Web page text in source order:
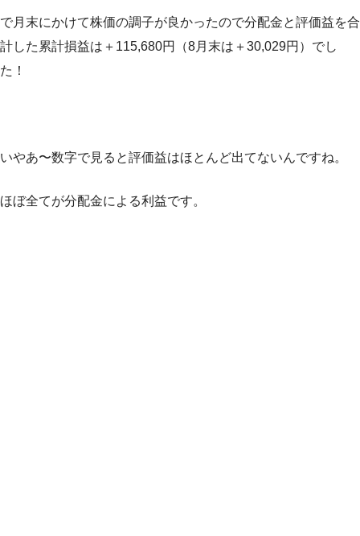
で月末にかけて株価の調子が良かったので分配金と評価益を合
計した累計損益は＋115,680円（8月末は＋30,029円）でし
た！
いやあ〜数字で見ると評価益はほとんど出てないんですね。
ほぼ全てが分配金による利益です。